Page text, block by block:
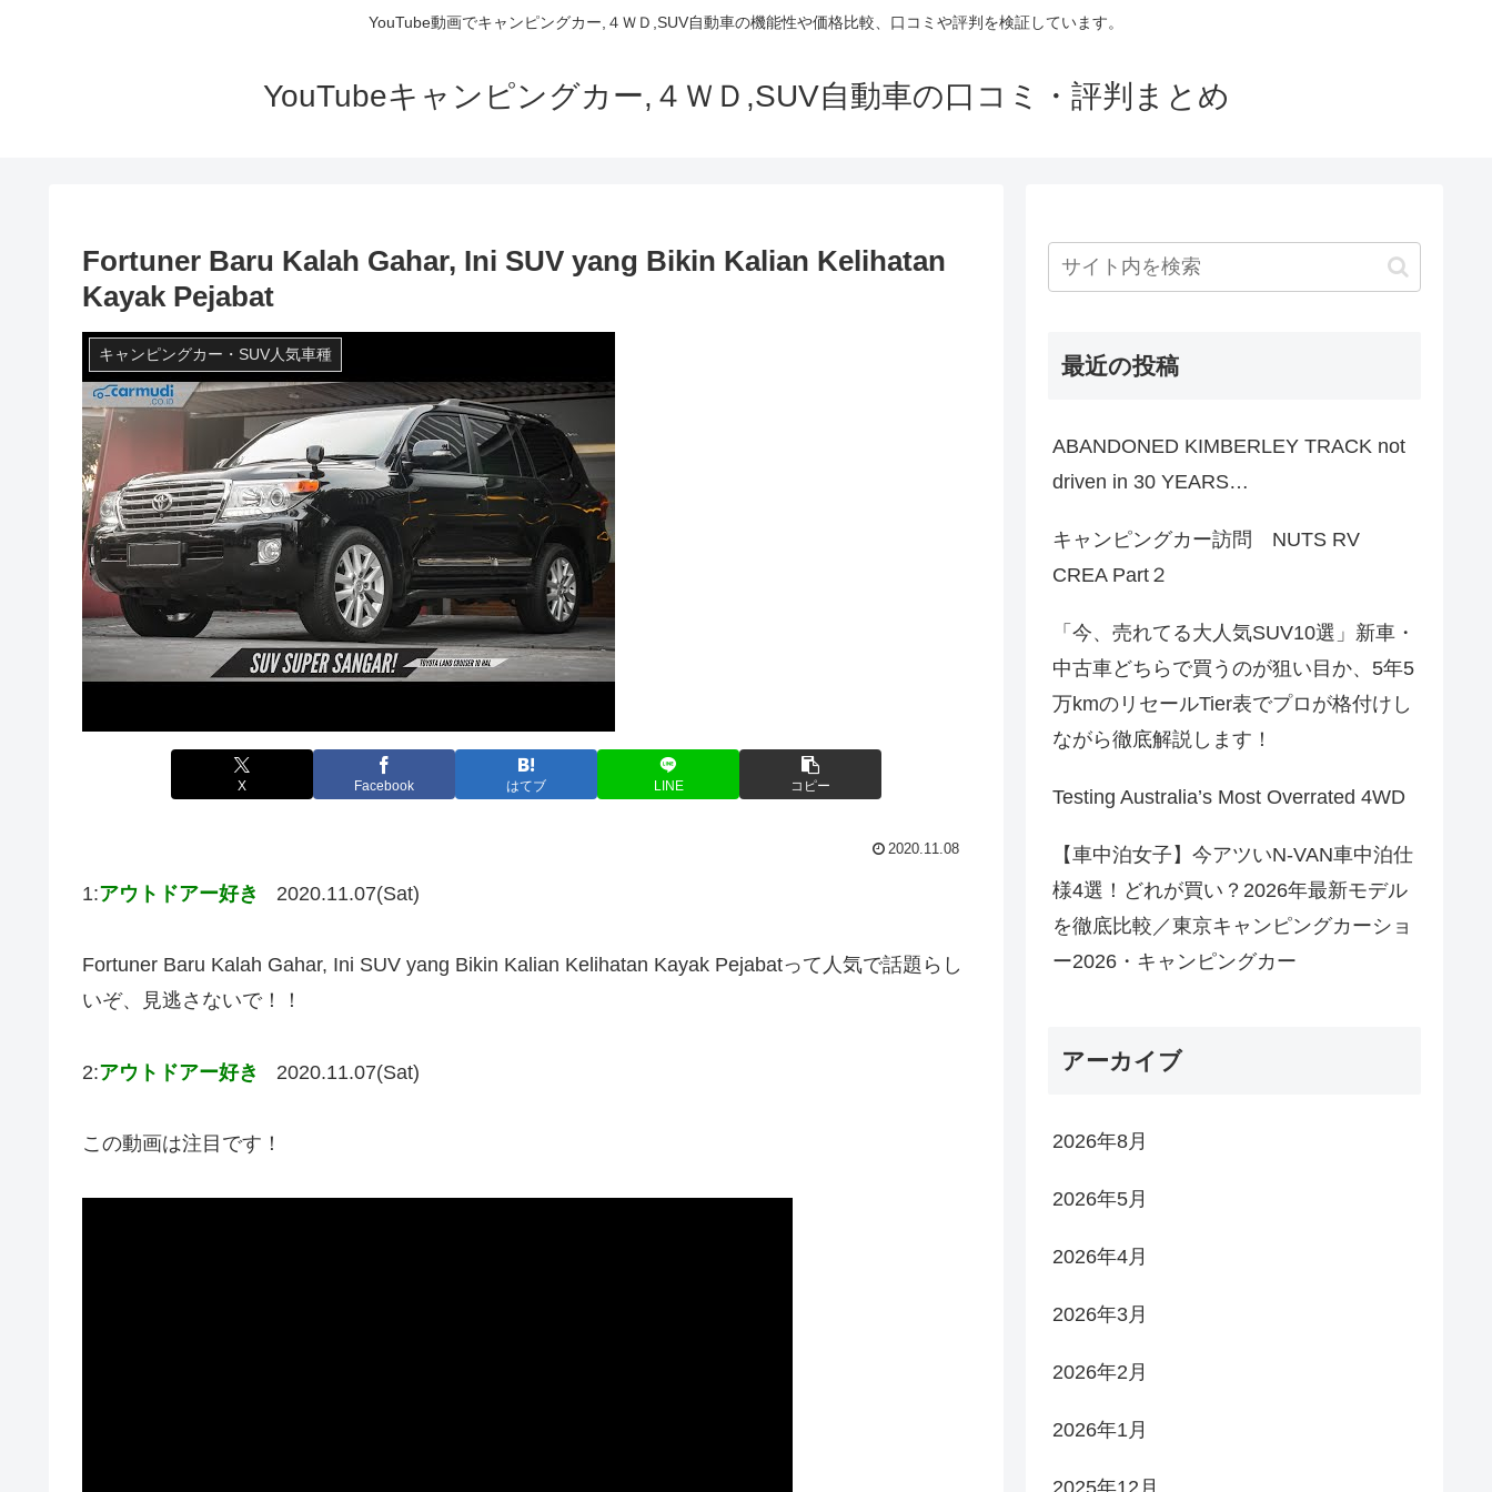
YouTube動画でキャンピングカー,４ＷＤ,SUV自動車の機能性や価格比較、口コミや評判を検証しています。
YouTubeキャンピングカー,４ＷＤ,SUV自動車の口コミ・評判まとめ
Fortuner Baru Kalah Gahar, Ini SUV yang Bikin Kalian Kelihatan
Kayak Pejabat
キャンピングカー・SUV人気車種
X Facebook はてブ LINE コピー
2020.11.08
1:アウトドアー好き 2020.11.07(Sat)
Fortuner Baru Kalah Gahar, Ini SUV yang Bikin Kalian Kelihatan Kayak Pejabatって人気で話題らし
いぞ、見逃さないで！！
2:アウトドアー好き 2020.11.07(Sat)
この動画は注目です！
最近の投稿
ABANDONED KIMBERLEY TRACK not
driven in 30 YEARS…
キャンピングカー訪問 NUTS RV
CREA Part２
「今、売れてる大人気SUV10選」新車・
中古車どちらで買うのが狙い目か、5年5
万kmのリセールTier表でプロが格付けし
ながら徹底解説します！
Testing Australia’s Most Overrated 4WD
【車中泊女子】今アツいN-VAN車中泊仕
様4選！どれが買い？2026年最新モデル
を徹底比較／東京キャンピングカーショ
ー2026・キャンピングカー
アーカイブ
2026年8月
2026年5月
2026年4月
2026年3月
2026年2月
2026年1月
2025年12月